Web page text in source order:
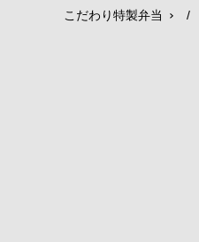
こだわり特製弁当
/